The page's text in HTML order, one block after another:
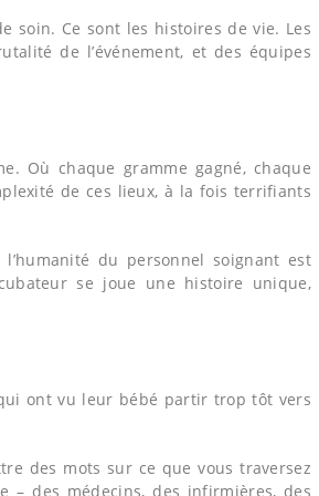
soin. Ce sont les histoires de vie. Les
de l’événement, et des équipes
Où chaque gramme gagné, chaque
de ces lieux, à la fois terrifiants
du personnel soignant est
se joue une histoire unique,
ont vu leur bébé partir trop tôt vers
des mots sur ce que vous traversez
– des médecins, des infirmières, des